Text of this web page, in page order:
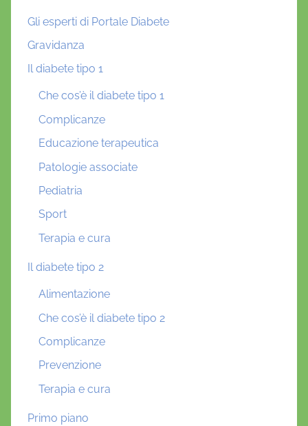
Gli esperti di Portale Diabete
Gravidanza
Il diabete tipo 1
Che cos’è il diabete tipo 1
Complicanze
Educazione terapeutica
Patologie associate
Pediatria
Sport
Terapia e cura
Il diabete tipo 2
Alimentazione
Che cos’è il diabete tipo 2
Complicanze
Prevenzione
Terapia e cura
Primo piano